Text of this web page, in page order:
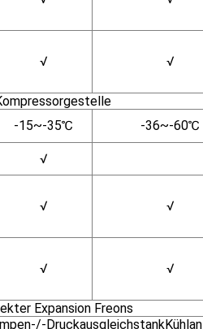
√ √
-15~-35℃
-36~-60℃
√
√ √
√ √
Expansion Freons